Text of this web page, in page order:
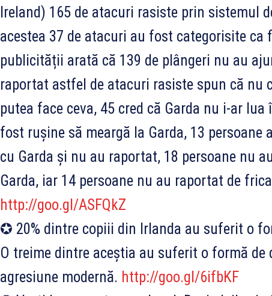
Ireland) 165 de atacuri rasiste prin sistemul
acestea 37 de atacuri au fost categorisite
publicității arată că 139 de plângeri nu au
raportat astfel de atacuri rasiste spun că nu
putea face ceva, 45 cred că Garda nu i-ar
fost rușine să meargă la Garda, 13
cu Garda și nu au raportat, 18 persoane nu
Garda, iar 14 persoane nu au raportat de
http://goo.gl/ASFQkZ
✪ 20% dintre copiii din Irlanda au suferit o
O treime dintre aceștia au suferit o formă
agresiune modernă. http://goo.gl/6ifbKF